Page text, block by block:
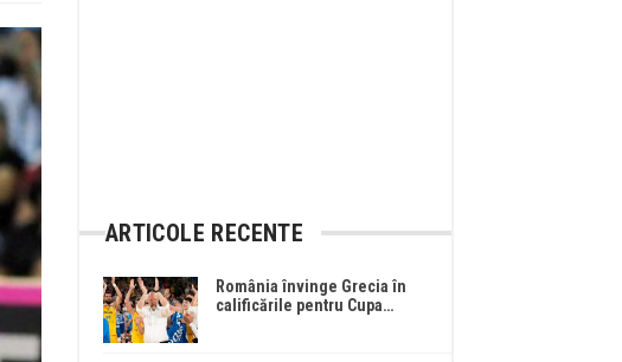
ARTICOLE RECENTE
România învinge Grecia în
calificările pentru Cupa…